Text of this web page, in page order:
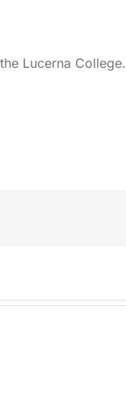
Lucerna College.